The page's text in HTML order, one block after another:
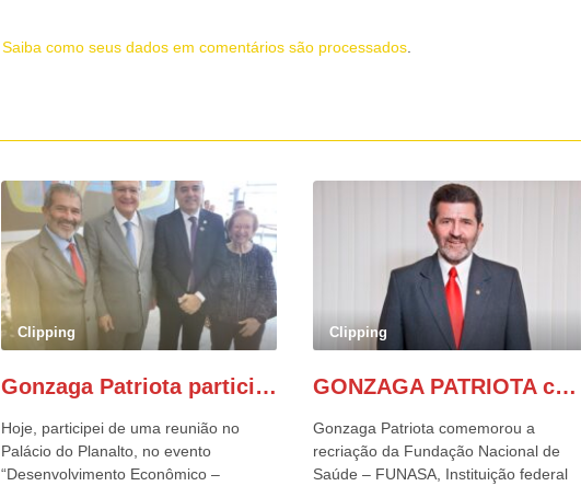
Saiba como seus dados em comentários são processados
Clipping
Gonzaga Patriota participa de evento em prol do desenvolvimento do Nordeste
Hoje, participei de uma reunião no
Palácio do Planalto, no evento
“Desenvolvimento Econômico –
Clipping
GONZAGA PATRIOTA comemora o retorno da FUNASA
Gonzaga Patriota comemorou a
recriação da Fundação Nacional de
Saúde – FUNASA, Instituição federal